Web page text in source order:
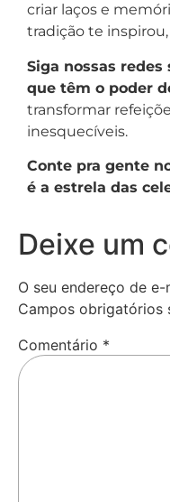
criar laços e
tradição te
Siga nossas
que têm o poder
transformar
inesquecíveis.
Conte pra gente
é a estrela das
Deixe um
O seu endereço de
Campos obrigatórios
Comentário *